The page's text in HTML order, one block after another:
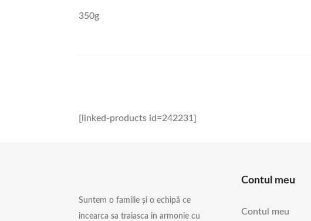
350g
[linked-products id=242231]
Suntem o familie și o echipă ce
incearca sa traiasca in armonie cu
Contul meu
Contul meu